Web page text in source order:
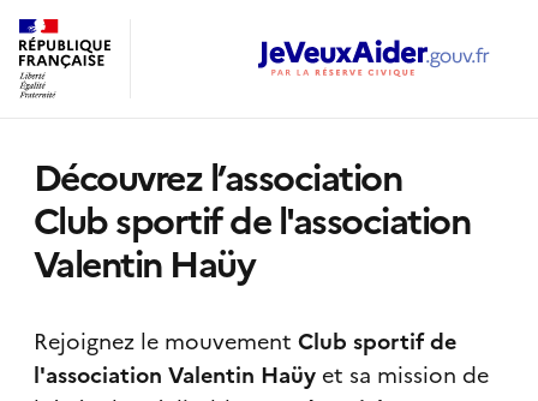
Découvrez l’association
Club sportif de l'association
Valentin Haüy
Rejoignez le mouvement Club sportif de
l'association Valentin Haüyet sa mission de